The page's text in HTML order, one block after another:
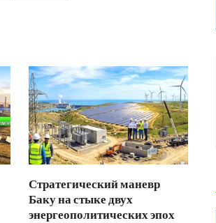
Стратегический маневр
Баку на стыке двух
энергеополитических эпох